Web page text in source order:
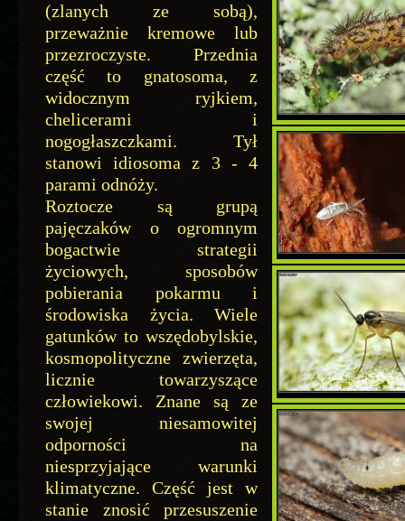
(zlanych ze sobą),
przeważnie kremowe lub
przezroczyste. Przednia
część to gnatosoma, z
widocznym ryjkiem,
chelicerami i
nogogłaszczkami. Tył
stanowi idiosoma z 3 - 4
parami odnóży.
Roztocze są grupą
pajęczaków o ogromnym
bogactwie strategii
życiowych, sposobów
pobierania pokarmu i
środowiska życia. Wiele
gatunków to wszędobylskie,
kosmopolityczne zwierzęta,
licznie towarzyszące
człowiekowi. Znane są ze
swojej niesamowitej
odporności na
niesprzyjające warunki
klimatyczne. Część jest w
stanie znosić przesuszenie